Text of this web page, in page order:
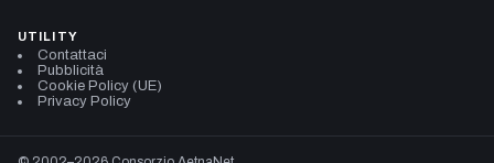
UTILITY
Contattaci
Pubblicità
Cookie Policy (UE)
Privacy Policy